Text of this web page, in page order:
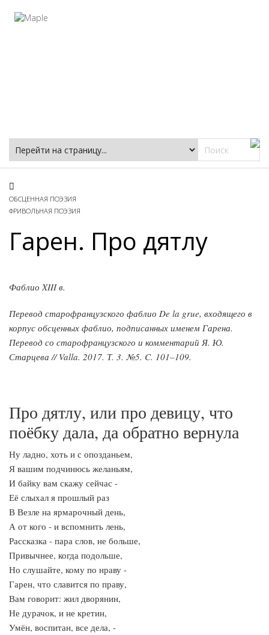
ОБСЦЕННАЯ ПОЭЗИЯ
ФРИВОЛЬНАЯ ПОЭЗИЯ
Гарен. Про дятлу
Фаблио XIII в.
Перевод старофранцузского фаблио De la grue, входящего в
корпус обсценных фаблио, подписанных именем Гарена.
Перевод со старофранцузского и комментарий Я. Ю.
Старцева // Valla. 2017. Т. 3. №5. C. 101–109.
Про дятлу, или про девицу, что
поёбку дала, да обратно вернула
Ну ладно, хоть и с опозданьем,
Я вашим подчинюсь желаньям,
И байку вам скажу сейчас -
Её слыхал я прошлый раз
В Везле на ярмарочный день,
А от кого - и вспомнить лень,
Рассказка - пара слов, не больше,
Привычнее, когда подольше,
Но слушайте, кому по нраву -
Гарен, что славится по праву,
Вам говорит: жил дворянин,
Не дурачок, и не кретин,
Умён, воспитан, все дела, -